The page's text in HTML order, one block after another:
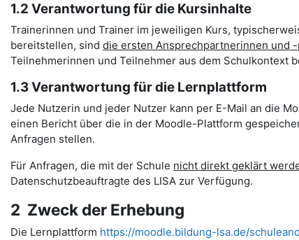
1.2 Verantwortung für die Kursinhalte
Trainerinnen und Trainer im jeweiligen Kurs,
bereitstellen, sind die ersten Ansprechpartnerinnen und
Teilnehmerinnen und Teilnehmer aus dem Schulkontext
1.3 Verantwortung für die Lernplattform
Jede Nutzerin und jeder Nutzer kann per E-Mail an die
einen Bericht über die in der Moodle-Plattform
Anfragen stellen.
Für Anfragen, die mit der Schule nicht direkt geklärt
Datenschutzbeauftragte des LISA zur Verfügung.
2 Zweck der Erhebung
Die Lernplattform https://moodle.bildung-lsa.de/